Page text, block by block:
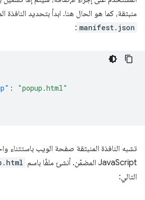
منبثقة، كما هو الحال هنا. ابدأ بتحديد النافذة
manifest.json
:
:
"popup.html"
تشبه النافذة المنبثقة صفحة الويب باستثناء
JavaScript المضمّن. أنشئ ملفًا باسم
التالي: